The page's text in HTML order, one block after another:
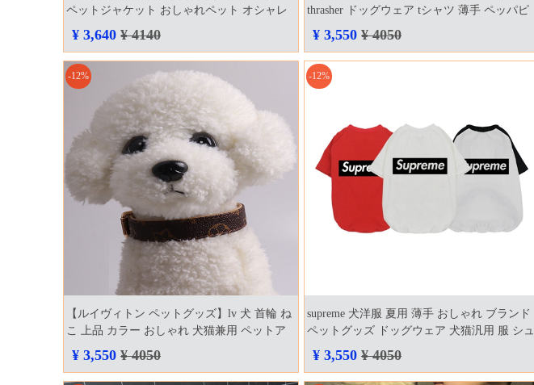
ペットジャケット おしゃれペット オシャレ
グッズ
¥ 3,640 ¥ 4140
thrasher ドッグウェア tシャツ 薄手 ペッパピ
ッグ peppa pig ペットウェア ハスキー テディ
小型犬 中型犬 夏用用品 ペット服 かわいい
ストリート風 4色 激安
¥ 3,550 ¥ 4050
-12%
【ルイヴィトン ペットグッズ】lv 犬 首輪 ね
こ 上品 カラー おしゃれ 犬猫兼用 ペットア
クセサリー 高級 ブランド お散歩 ドッグ
¥ 3,550 ¥ 4050
-12%
supreme 犬洋服 夏用 薄手 おしゃれ ブランド
ペットグッズ ドッグウェア 犬猫汎用 服 シュ
プリーム ロゴ プリント バイカラー 3色
¥ 3,550 ¥ 4050